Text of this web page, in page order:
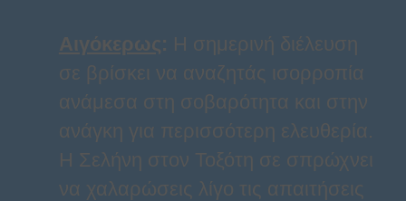
Αιγόκερως: Η σημερινή διέλευση
σε βρίσκει να αναζητάς ισορροπία
ανάμεσα στη σοβαρότητα και στην
ανάγκη για περισσότερη ελευθερία.
Η Σελήνη στον Τοξότη σε σπρώχνει
να χαλαρώσεις λίγο τις απαιτήσεις